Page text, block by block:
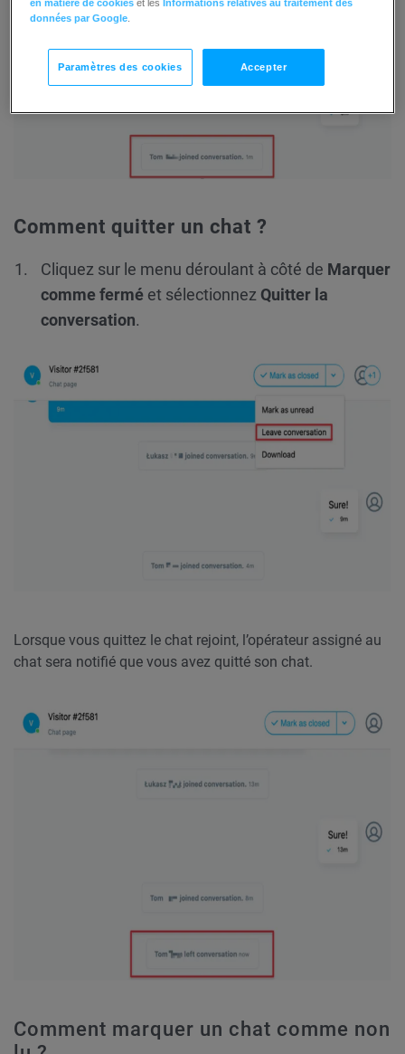
Comment quitter un chat ?
Cliquez sur le menu déroulant à côté de Marquer
comme fermé et sélectionnez Quitter la
conversation.
Lorsque vous quittez le chat rejoint, l’opérateur assigné au
chat sera notifié que vous avez quitté son chat.
Comment marquer un chat comme non
en matière de cookies et lesInformations relatives au traitement des
données par Google
Paramètres des cookies Accepter